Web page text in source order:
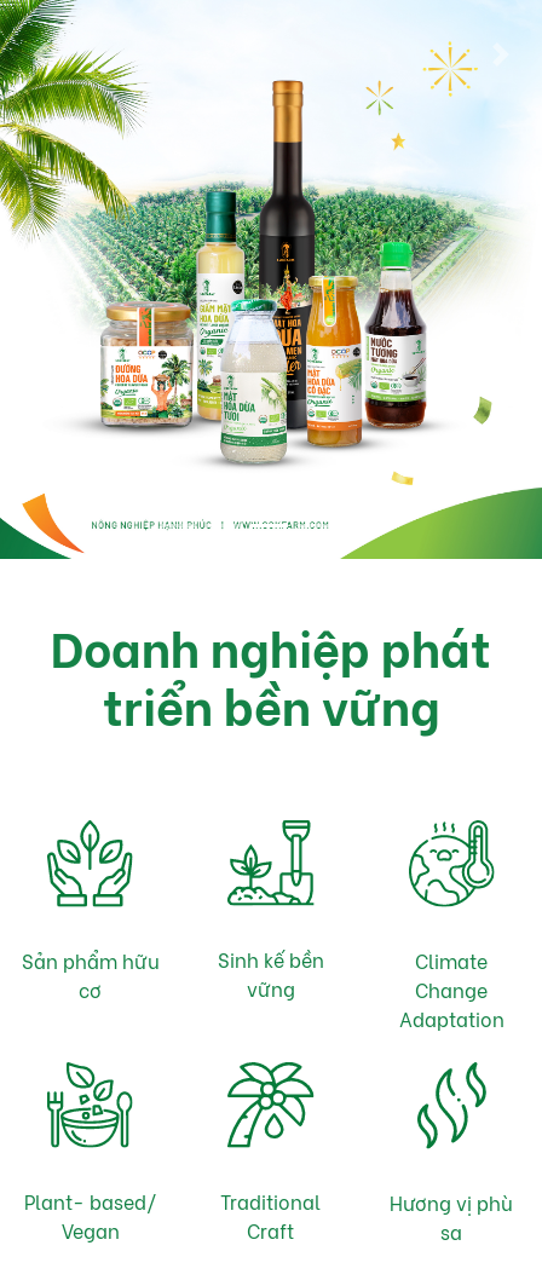
Previous
Doanh nghiệp phát
triển bền vững
Sản phẩm hữu
cơ
Sinh kế bền
vững
Climate
Change
Adaptation
Plant- based/
Vegan
Traditional
Craft
Hương vị phù
sa